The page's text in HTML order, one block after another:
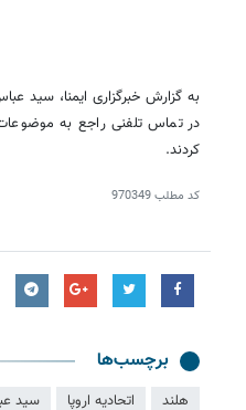
به گزارش خبرگزاری ایمنا، سید
در تماس تلفنی راجع به
کردند.
کد مطلب970349
برچسب‌ها
هلند اتحادیه اروپا سید